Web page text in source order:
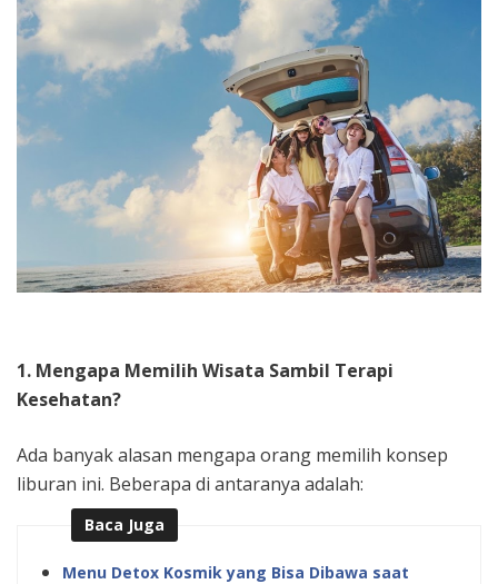
1. Mengapa Memilih Wisata Sambil Terapi
Kesehatan?
Ada banyak alasan mengapa orang memilih konsep
liburan ini. Beberapa di antaranya adalah:
Baca Juga
Menu Detox Kosmik yang Bisa Dibawa saat